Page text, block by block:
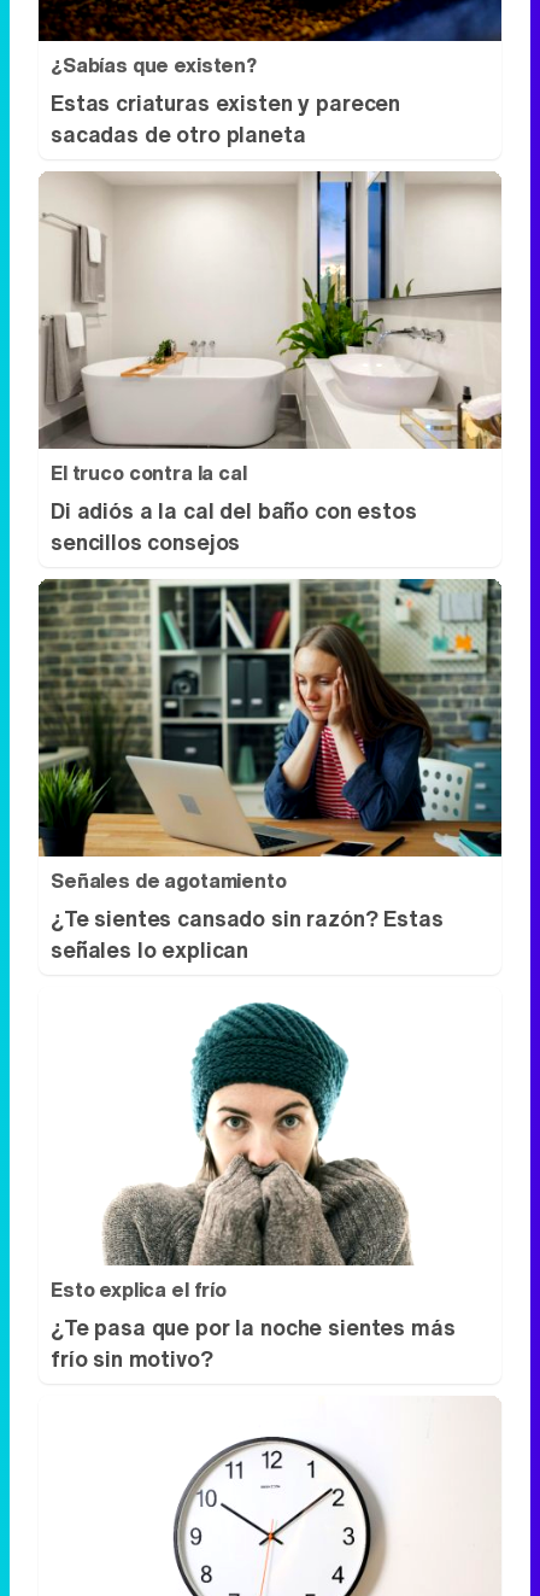
El truco contra la cal
Di adiós a la cal del baño con estos
sencillos consejos
Señales de agotamiento
¿Te sientes cansado sin razón? Estas
señales lo explican
Esto explica el frío
¿Te pasa que por la noche sientes más
frío sin motivo?
¿El tiempo vuela?
Esto explica por qué los días ya no duran